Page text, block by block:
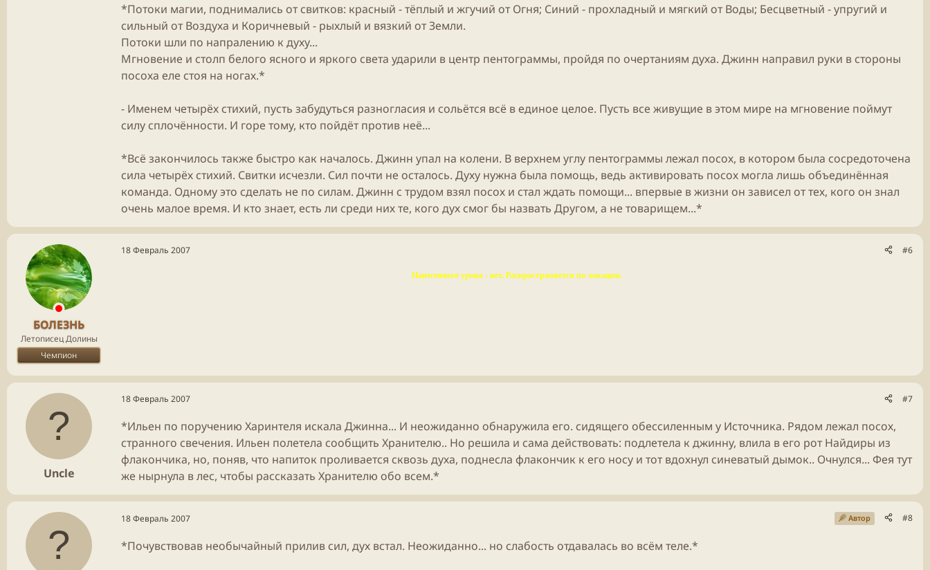
*Потоки магии, поднимались от свитков: красный - тёплый и жгучий от Огня; Синий - прохладный и мягкий от Воды; Бесцветный - упругий и
сильный от Воздуха и Коричневый - рыхлый и вязкий от Земли.
Потоки шли по напралению к духу...
Мгновение и столп белого ясного и яркого света ударили в центр пентограммы, пройдя по очертаниям духа. Джинн направил руки в стороны
посоха еле стоя на ногах.*
- Именем четырёх стихий, пусть забудуться разногласия и сольётся всё в единое целое. Пусть все живущие в этом мире на мгновение поймут
силу сплочённости. И горе тому, кто пойдёт против неё...
*Всё закончилось также быстро как началось. Джинн упал на колени. В верхнем углу пентограммы лежал посох, в котором была сосредоточена
сила четырёх стихий. Свитки исчезли. Сил почти не осталось. Духу нужна была помощь, ведь активировать посох могла лишь объединённая
команда. Одному это сделать не по силам. Джинн с трудом взял посох и стал ждать помощи... впервые в жизни он зависел от тех, кого он знал
очень малое время. И кто знает, есть ли среди них те, кого дух смог бы назвать Другом, а не товарищем...*
БОЛЕЗНЬ
Летописец Долины
Чемпион
18 Февраль 2007 #6
Нанесенного урона - нет. Распространяется по локации.
Uncle
18 Февраль 2007 #7
*Ильен по поручению Харинтеля искала Джинна... И неожиданно обнаружила его. сидящего обессиленным у Источника. Рядом лежал посох,
странного свечения. Ильен полетела сообщить Хранителю.. Но решила и сама действовать: подлетела к джинну, влила в его рот Найдиры из
флакончика, но, поняв, что напиток проливается сквозь духа, поднесла флакончик к его носу и тот вдохнул синеватый дымок.. Очнулся... Фея тут
же нырнула в лес, чтобы рассказать Хранителю обо всем.*
18 Февраль 2007 Автор #8
*Почувствовав необычайный прилив сил, дух встал. Неожиданно... но слабость отдавалась во всём теле.*